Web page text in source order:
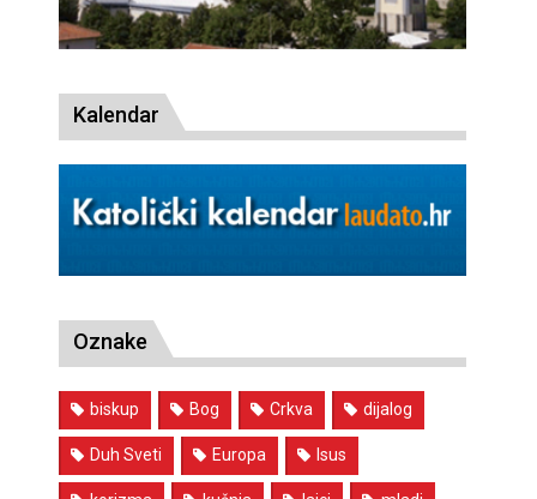
Kalendar
Oznake
biskup Bog Crkva dijalog
Duh Sveti Europa Isus